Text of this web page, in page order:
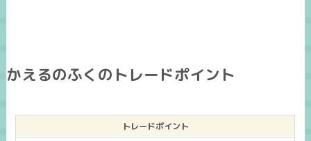
かえるのふくのトレードポイント
トレードポイント